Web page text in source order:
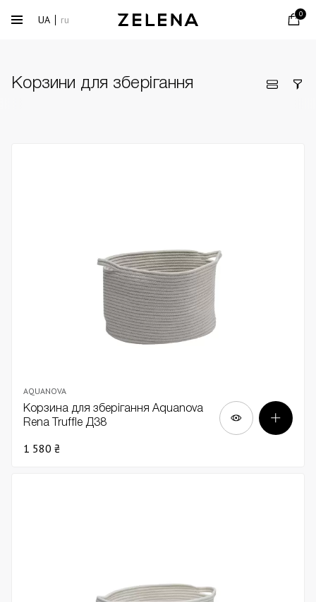
UA ru 0
Корзини для зберігання
AQUANOVA
Корзина для зберігання Aquanova
Rena Truffle Д38
1 580 ₴